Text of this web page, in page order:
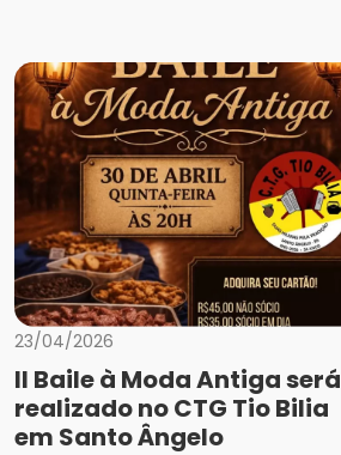
23/04/2026
II Baile à Moda Antiga será
realizado no CTG Tio Bilia
em Santo Ângelo